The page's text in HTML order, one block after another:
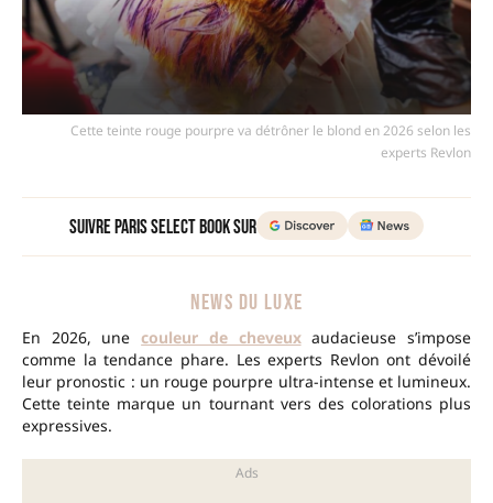
Cette teinte rouge pourpre va détrôner le blond en 2026 selon les
experts Revlon
Suivre Paris Select Book sur
NEWS DU LUXE
En 2026, unecouleur de cheveuxaudacieuse s’impose
comme la tendance phare. Les experts Revlon ont dévoilé
leur pronostic : un rouge pourpre ultra-intense et lumineux.
Cette teinte marque un tournant vers des colorations plus
expressives.